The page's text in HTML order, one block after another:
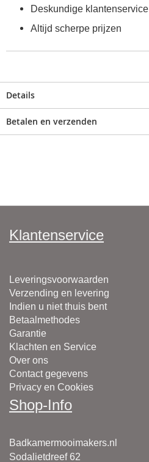
Deskundige klantenservice
Altijd scherpe prijzen
Details
Betalen en verzenden
Klantenservice
Leveringsvoorwaarden
Verzending en levering
Indien u niet thuis bent
Betaalmethodes
Garantie
Klachten en Service
Over ons
Contact gegevens
Privacy en Cookies
Shop-Info
Badkamermooimakers.nl
Sodalietdreef 62